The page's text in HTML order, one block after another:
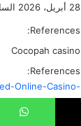
ل
28 أبريل، 2026 الساعة 9:40 ص
References:
Cocopah casino
References:
Online-Casino-
Money-04-27